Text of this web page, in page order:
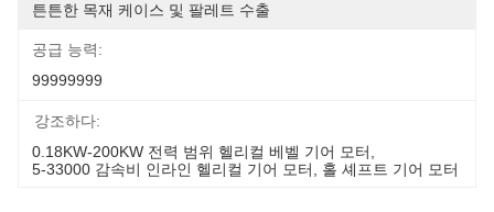
튼튼한 목재 케이스 및 팔레트 수출
공급 능력:
99999999
강조하다:
0.18KW-200KW 전력 범위 헬리컬 베벨 기어 모터
5-33000 감속비 인라인 헬리컬 기어 모터
홀 셰프트 기어 모터